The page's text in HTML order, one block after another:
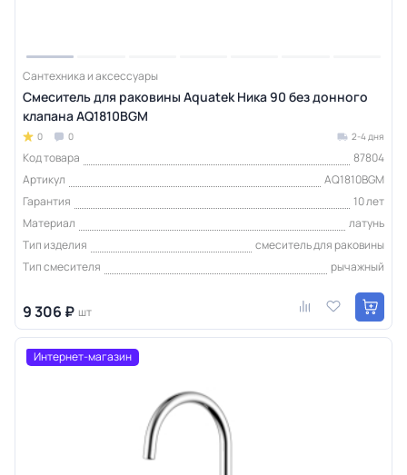
Сантехника и аксессуары
Смеситель для раковины Aquatek Ника 90 без донного
клапана AQ1810BGM
0 0 2-4 дня
Код товара
87804
Артикул
AQ1810BGM
Гарантия
10 лет
Материал
латунь
Тип изделия
смеситель для раковины
Тип смесителя
рычажный
9 306 ₽ шт
Интернет-магазин